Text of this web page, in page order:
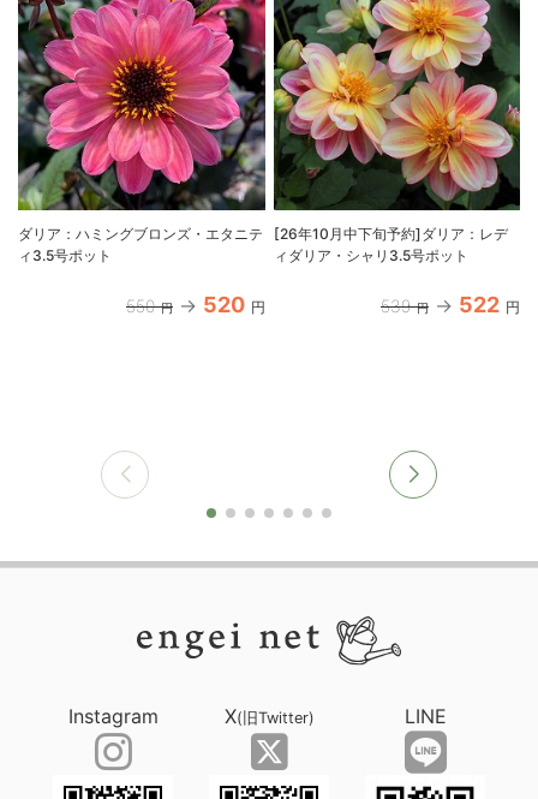
ダリア：ハミングブロンズ・エタニテ
ィ3.5号ポット
550 円 520 円
[26年10月中下旬予約]ダリア：レデ
ィダリア・シャリ3.5号ポット
539 円 522 円
Instagram X(旧Twitter) LINE